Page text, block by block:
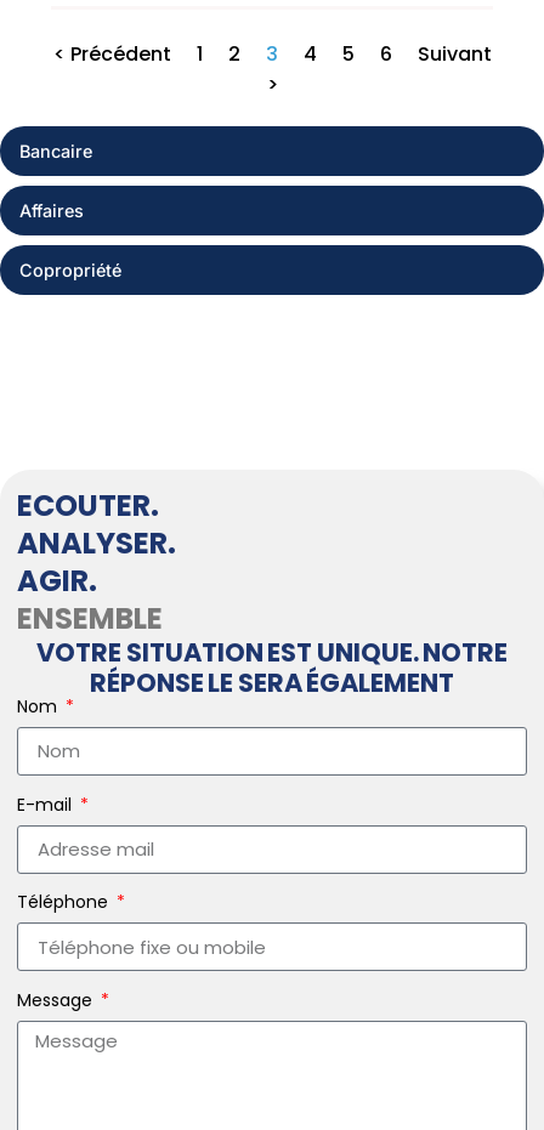
Bancaire
Affaires
Copropriété
< Précédent 1 2 3 4 5 6
Suivant
>
ECOUTER.
ANALYSER.
AGIR.
ENSEMBLE
VOTRE SITUATION EST UNIQUE. NOTRE
RÉPONSE LE SERA ÉGALEMENT
Nom
E-mail
Téléphone
Message